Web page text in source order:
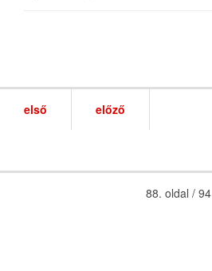
első előző
88. oldal / 94